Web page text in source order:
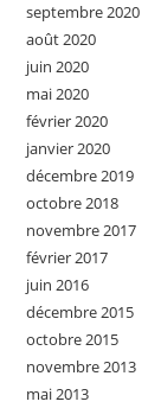
septembre 2020
août 2020
juin 2020
mai 2020
février 2020
janvier 2020
décembre 2019
octobre 2018
novembre 2017
février 2017
juin 2016
décembre 2015
octobre 2015
novembre 2013
mai 2013